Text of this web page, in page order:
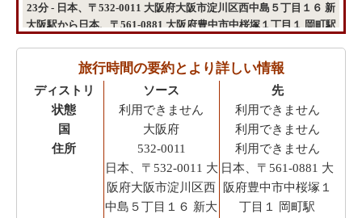
23分 - 日本、〒532-0011 大阪府大阪市淀川区西中島５丁目１６ 新
大阪駅から日本、〒561-0881 大阪府豊中市中桜塚１丁目１ 岡町駅
旅行時間の要約とより詳しい情報
ディストリ
状態
国
住所
ソース
利用できません
大阪府
532-0011
日本、〒532-0011 大
阪府大阪市淀川区西
中島５丁目１６ 新大
先
利用できません
利用できません
利用できません
日本、〒561-0881 大
阪府豊中市中桜塚１
丁目１ 岡町駅